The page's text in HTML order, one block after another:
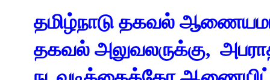
தமிழ்நாடு தகவல்
தகவல் அலுவலருக்கு,